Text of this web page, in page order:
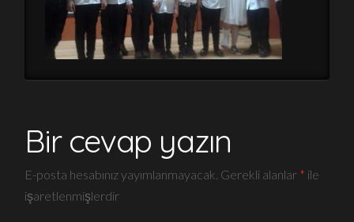
Bir cevap yazın
E-posta hesabınız yayımlanmayacak. Gerekli alanlar * ile
işaretlenmişlerdir